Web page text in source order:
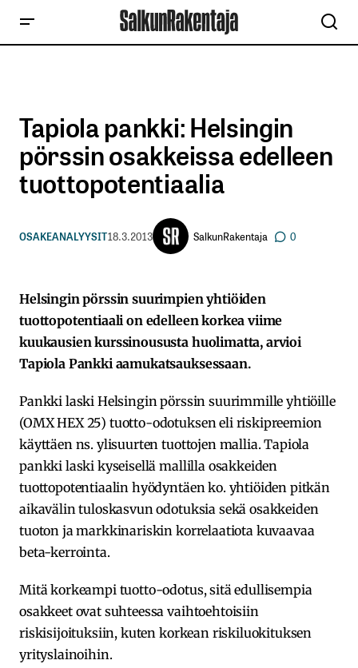
Tapiola pankki: Helsingin
pörssin osakkeissa edelleen
tuottopotentiaalia
OSAKEANALYYSIT18.3.2013 SalkunRakentaja 0
Helsingin pörssin suurimpien yhtiöiden
tuottopotentiaali on edelleen korkea viime
kuukausien kurssinoususta huolimatta, arvioi
Tapiola Pankki aamukatsauksessaan.
Pankki laski Helsingin pörssin suurimmille yhtiöille
(OMX HEX 25) tuotto-odotuksen eli riskipreemion
käyttäen ns. ylisuurten tuottojen mallia. Tapiola
pankki laski kyseisellä mallilla osakkeiden
tuottopotentiaalin hyödyntäen ko. yhtiöiden pitkän
aikavälin tuloskasvun odotuksia sekä osakkeiden
tuoton ja markkinariskin korrelaatiota kuvaavaa
beta-kerrointa.
Mitä korkeampi tuotto-odotus, sitä edullisempia
osakkeet ovat suhteessa vaihtoehtoisiin
riskisijoituksiin, kuten korkean riskiluokituksen
yrityslainoihin.